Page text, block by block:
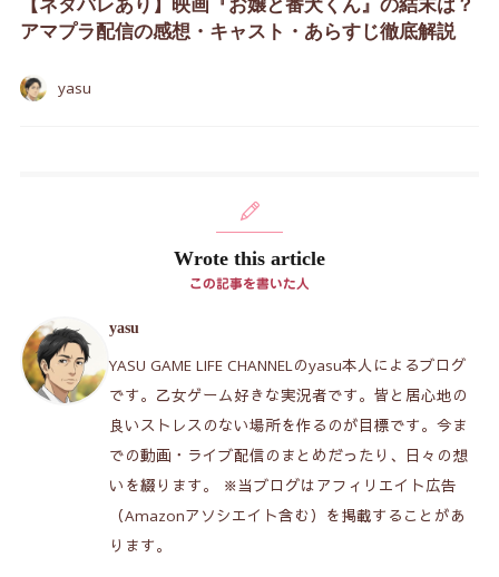
【ネタバレあり】映画『お嬢と番犬くん』の結末は？
アマプラ配信の感想・キャスト・あらすじ徹底解説
yasu
Wrote this article
この記事を書いた人
yasu
YASU GAME LIFE CHANNELのyasu本人によるブログ
です。乙女ゲーム好きな実況者です。皆と居心地の
良いストレスのない場所を作るのが目標です。今ま
での動画・ライブ配信のまとめだったり、日々の想
いを綴ります。 ※当ブログはアフィリエイト広告
（Amazonアソシエイト含む）を掲載することがあ
ります。